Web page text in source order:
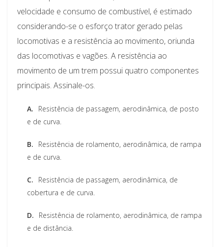
velocidade e consumo de combustível, é estimado
considerando-se o esforço trator gerado pelas
locomotivas e a resistência ao movimento, oriunda
das locomotivas e vagões. A resistência ao
movimento de um trem possui quatro componentes
principais. Assinale-os.
A.
Resistência de passagem, aerodinâmica, de posto
e de curva.
B.
Resistência de rolamento, aerodinâmica, de rampa
e de curva.
C.
Resistência de passagem, aerodinâmica, de
cobertura e de curva.
D.
Resistência de rolamento, aerodinâmica, de rampa
e de distância.